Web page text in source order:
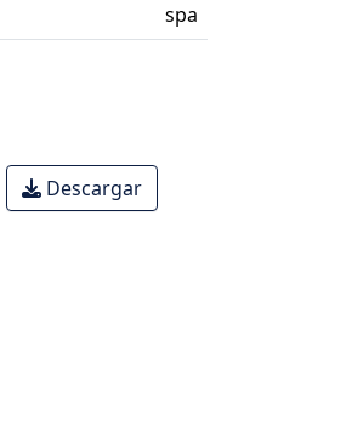
spa
Descargar